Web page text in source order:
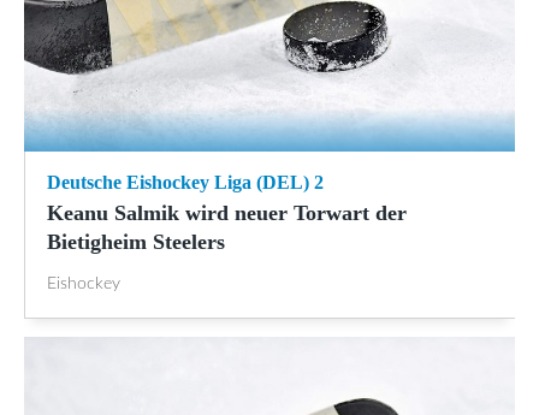
Deutsche Eishockey Liga (DEL) 2
Keanu Salmik wird neuer Torwart der
Bietigheim Steelers
Eishockey